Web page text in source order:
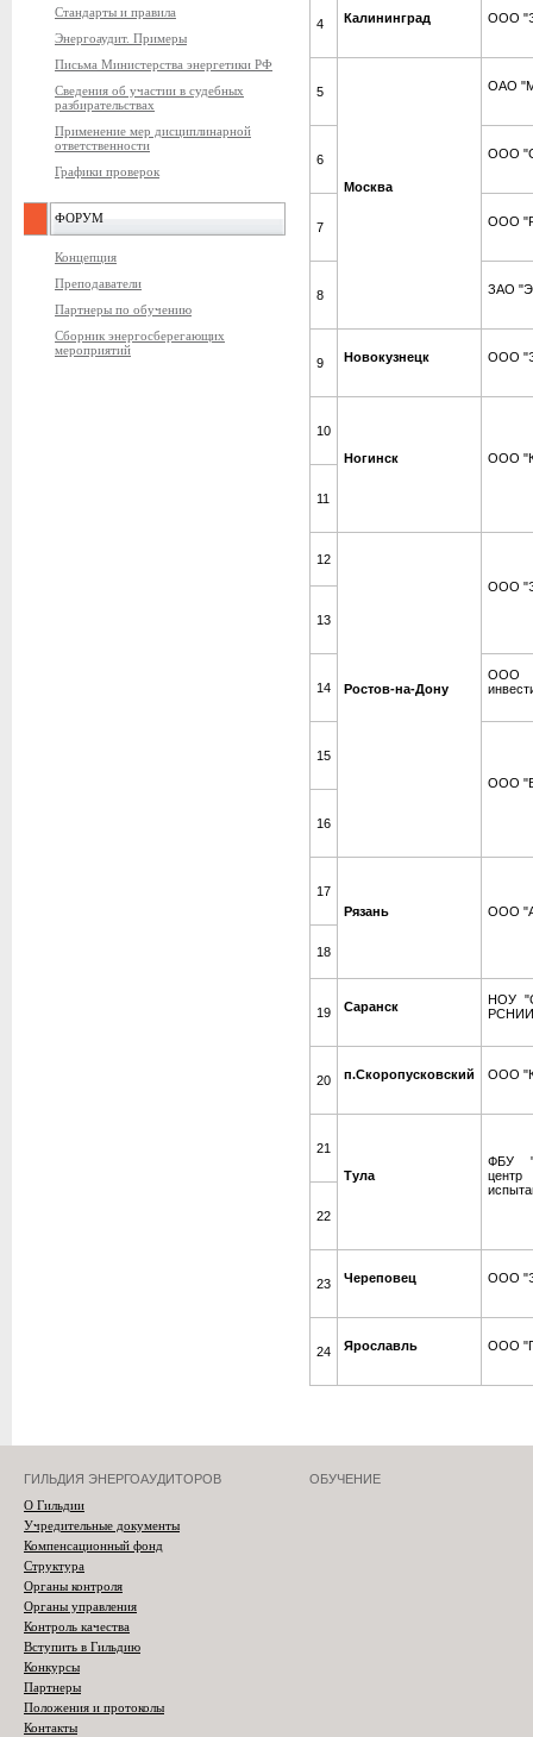
Стандарты и правила
Энергоаудит. Примеры
Письма Министерства энергетики РФ
Сведения об участии в судебных
разбирательствах
Применение мер дисциплинарной
ответственности
Графики проверок
ФОРУМ
Концепция
Преподаватели
Партнеры по обучению
Сборник энергосберегающих
мероприятий
4 Калининград ООО
5
Москва
ОАО
6 ООО
7 ООО
8 ЗАО
9 Новокузнецк ООО
10
Ногинск
ООО
11
12
Ростов-на-Дону
ООО
13
14
ООО
15
ООО
16
17
Рязань
ООО
18
19 Саранск
НОУ
20 п.Скоропусковский ООО
21
Тула
ФБУ
центр
22
23 Череповец ООО
24 Ярославль ООО
ГИЛЬДИЯ ЭНЕРГОАУДИТОРОВ
О Гильдии
Учредительные документы
Компенсационный фонд
Структура
Органы контроля
Органы управления
Контроль качества
Вступить в Гильдию
Конкурсы
Партнеры
Положения и протоколы
Контакты
ОБУЧЕНИЕ